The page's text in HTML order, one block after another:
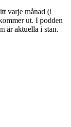
varje månad (i
ut. I podden
är aktuella i stan.